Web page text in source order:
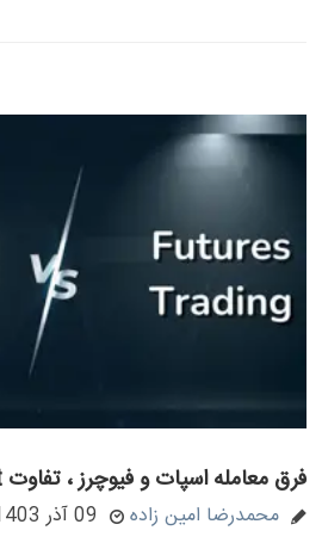
فرق معامله اسپات و فیوچرز ، تفاوت Spot و Futures
محمدرضا امین زاده 09 آذر 1403